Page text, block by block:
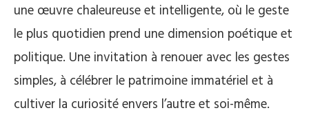
une œuvre chaleureuse et intelligente, où le geste
le plus quotidien prend une dimension poétique et
politique. Une invitation à renouer avec les gestes
simples, à célébrer le patrimoine immatériel et à
cultiver la curiosité envers l’autre et soi-même.